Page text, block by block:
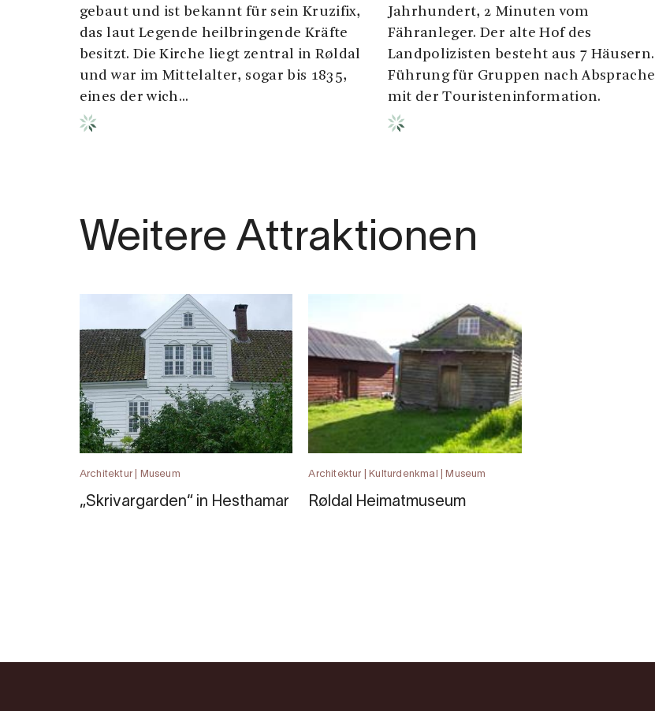
gebaut und ist bekannt für sein Kruzifix,
das laut Legende heilbringende Kräfte
besitzt. Die Kirche liegt zentral in Røldal
und war im Mittelalter, sogar bis 1835,
eines der wich...
Jahrhundert, 2 Minuten vom
Fähranleger. Der alte Hof des
Landpolizisten besteht aus 7 Häusern.
Führung für Gruppen nach Absprache
mit der Touristeninformation.
Weitere Attraktionen
Architektur | Museum
„Skrivargarden“ in Hesthamar
Architektur | Kulturdenkmal | Museum
Røldal Heimatmuseum